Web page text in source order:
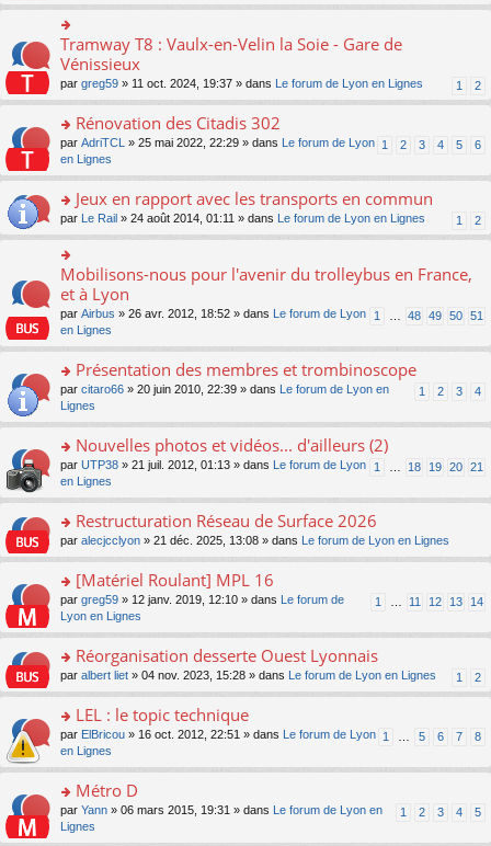
s
ult
er
le
m
e
s
s
g
o
n
lu
le
pl
u
s
ré
c
e
nt
o
n
ult
er
le
m
e
s
a
g
e
n
o
n
le
u
s
ré
c
e
Tramway T8 : Vaulx-en-Velin la Soie - Gare de
Vénissieux
1 2
par greg59 » 11 oct. 2024, 19:37 » dans Le forum de Lyon en Lignes
o
n
s
er
le
m
e
s
s
g
o
n
lu
le
u
s
ré
c
e
nt
Rénovation des Citadis 302
1 2 3 4 5 6
par AdriTCL » 25 mai 2022, 22:29 » dans
Le forum de Lyon
en Lignes
o
n
s
ult
er
le
m
e
s
s
g
o
n
lu
le
u
s
ré
c
e
nt
Jeux en rapport avec les transports en commun
1 2
par Le Rail » 24 août 2014, 01:11 » dans Le forum de Lyon en Lignes
o
n
ult
le
m
e
s
s
g
e
n
o
n
lu
u
s
ré
c
e
Mobilisons-nous pour l'avenir du trolleybus en France,
et à Lyon
1 48 49 50 51
par Airbus » 26 avr. 2012, 18:52 » dans
Le forum de Lyon
en Lignes
o
s
er
le
m
e
s
s
e
n
o
n
lu
pl
s
ré
c
e
Présentation des membres et trombinoscope
1 2 3 4
par citaro66 » 20 juin 2010, 22:39 » dans
Le forum de Lyon en
Lignes
o
n
s
er
le
m
e
s
s
e
n
o
n
le
s
ré
e
Nouvelles photos et vidéos... d'ailleurs (2)
1 18 19 20 21
par UTP38 » 21 juil. 2012, 01:13 » dans
Le forum de Lyon
en Lignes
o
n
ult
er
le
m
e
s
g
e
n
o
n
le
Restructuration Réseau de Surface 2026
par alecjcclyon » 21 déc. 2025, 13:08 » dans Le forum de Lyon en Lignes
o
s
er
le
m
e
s
s
e
n
o
[Matériel Roulant] MPL 16
1 11 12 13 14
par greg59 » 12 janv. 2019, 12:10 » dans
Le forum de
Lyon en Lignes
o
n
ult
er
le
m
e
s
s
Réorganisation desserte Ouest Lyonnais
1 2
par albert liet » 04 nov. 2023, 15:28 » dans Le forum de Lyon en Lignes
o
n
s
er
le
m
LEL : le topic technique
1 5 6 7 8
par ElBricou » 16 oct. 2012, 22:51 » dans
Le forum de Lyon
en Lignes
o
s
Métro D
1 2 3 4 5
par Yann » 06 mars 2015, 19:31 » dans
Le forum de Lyon en
Lignes